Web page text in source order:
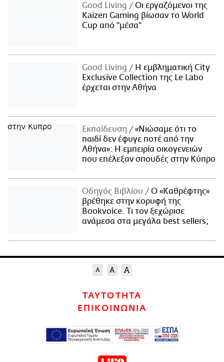
Good Living
Οι εργαζόμενοι της
Kaizen Gaming βίωσαν το World
Cup από "μέσα"
Good Living
Η εμβληματική City
Exclusive Collection της Le Labo
έρχεται στην Αθήνα
Εκπαίδευση
«Νιώσαμε ότι το
παιδί δεν έφυγε ποτέ από την
Αθήνα»: Η εμπειρία οικογενειών
που επέλεξαν σπουδές στην Κύπρο
Οδηγός Βιβλίου
Ο «Καθρέφτης»
βρέθηκε στην κορυφή της
Bookvoice. Τι τον ξεχώρισε
ανάμεσα στα μεγάλα best sellers;
ΤΑΥΤΟΤΗΤΑ
ΕΠΙΚΟΙΝΩΝΙΑ